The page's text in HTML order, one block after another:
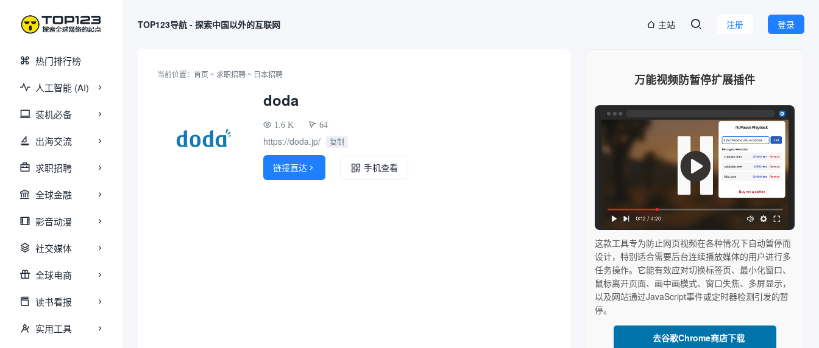
热门排行榜
人工智能 (AI)
装机必备
出海交流
求职招聘
全球金融
影音动漫
社交媒体
全球电商
读书看报
实用工具
TOP123导航 - 探索中国以外的互联网 登录
注册
主站
当前位置： 首页 » 求职招聘 » 日本招聘
doda
1.6 K 64
https://doda.jp/ 复制
链接直达  手机查看
万能视频防暂停扩展插件
这款工具专为防止网页视频在各种情况下自动暂停而
设计，特别适合需要后台连续播放媒体的用户进行多
任务操作。它能有效应对切换标签页、最小化窗口、
鼠标离开页面、画中画模式、窗口失焦、多屏显示，
以及网站通过JavaScript事件或定时器检测引发的暂
停。
去谷歌Chrome商店下载